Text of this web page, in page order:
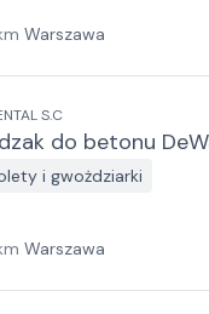
Warszawa
S.C
do betonu
i gwożdziarki
Warszawa